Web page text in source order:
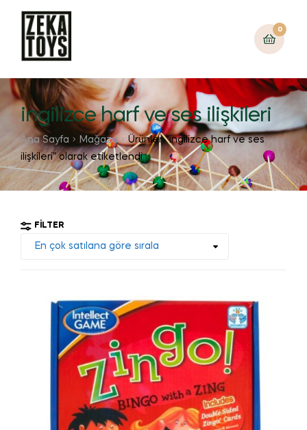
0
ingilizce harf ve ses ilişkileri
Ana Sayfa Mağaza
Ürünler “ingilizce harf ve ses
ilişkileri” olarak etiketlendi
FILTER